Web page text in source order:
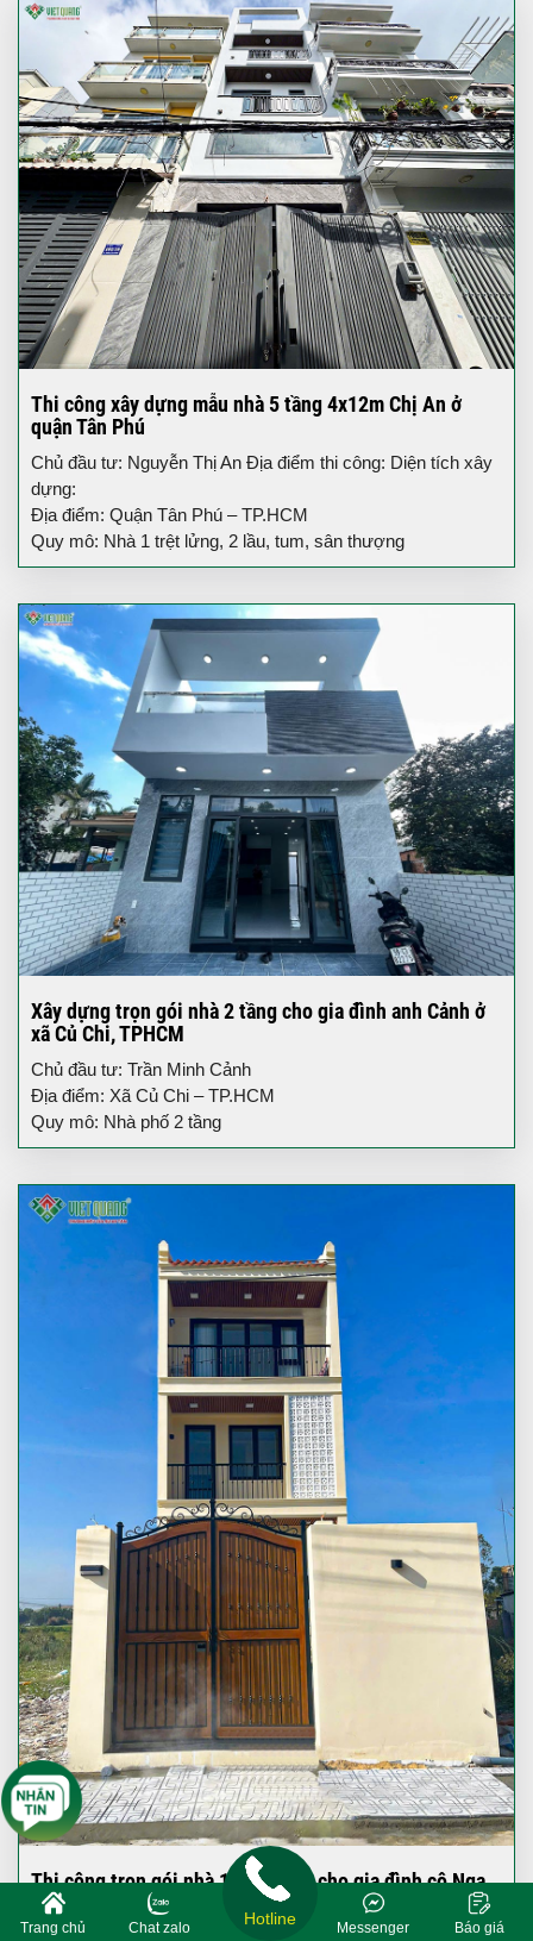
Thi công xây dựng mẫu nhà 5 tầng 4x12m Chị An ở
quận Tân Phú
Chủ đầu tư: Nguyễn Thị An Địa điểm thi công: Diện tích xây
dựng:
Địa điểm: Quận Tân Phú – TP.HCM
Quy mô: Nhà 1 trệt lửng, 2 lầu, tum, sân thượng
Xây dựng trọn gói nhà 2 tầng cho gia đình anh Cảnh ở
xã Củ Chi, TPHCM
Chủ đầu tư: Trần Minh Cảnh
Địa điểm: Xã Củ Chi – TP.HCM
Quy mô: Nhà phố 2 tầng
Thi công trọn gói nhà 1 trệt 2 lầu cho gia đình cô Nga
tại Long An
Trang chủ Chat zalo Báo giá
Messenger
Hotline